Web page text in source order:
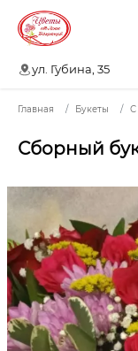
ул. Губина, 35
Главная Букеты С
Сборный